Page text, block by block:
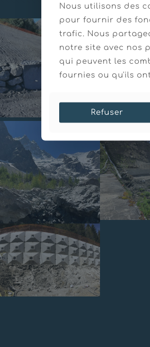
Nous utilisons des
pour fournir des
trafic. Nous
notre site avec nos
qui peuvent les
fournies ou qu'ils
Refuser